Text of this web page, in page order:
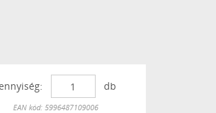
db
Készleten
EAN kód: 5996487109006